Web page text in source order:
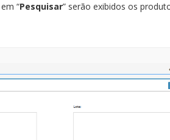
“Pesquisar” serão exibidos os